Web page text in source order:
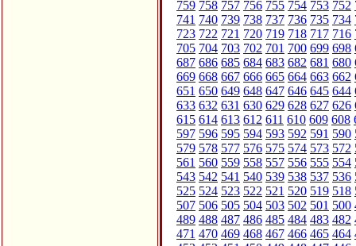
759 758 757 756 755 754 753 752
741 740 739 738 737 736 735 734
723 722 721 720 719 718 717 716
705 704 703 702 701 700 699 698
687 686 685 684 683 682 681 680
669 668 667 666 665 664 663 662
651 650 649 648 647 646 645 644
633 632 631 630 629 628 627 626
615 614 613 612 611 610 609 608
597 596 595 594 593 592 591 590
579 578 577 576 575 574 573 572
561 560 559 558 557 556 555 554
543 542 541 540 539 538 537 536
525 524 523 522 521 520 519 518
507 506 505 504 503 502 501 500
489 488 487 486 485 484 483 482
471 470 469 468 467 466 465 464